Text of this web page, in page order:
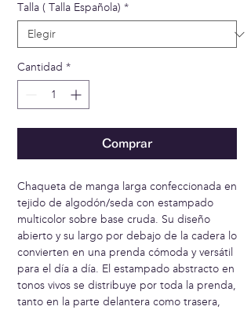
Talla ( Talla Española) *
Cantidad *
Comprar
Chaqueta de manga larga confeccionada en
tejido de algodón/seda con estampado
multicolor sobre base cruda. Su diseño
abierto y su largo por debajo de la cadera lo
convierten en una prenda cómoda y versátil
para el día a día. El estampado abstracto en
tonos vivos se distribuye por toda la prenda,
tanto en la parte delantera como trasera,